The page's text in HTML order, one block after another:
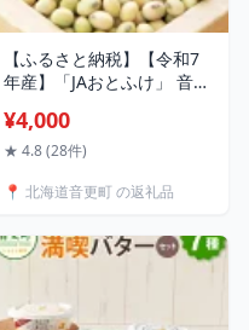
【ふるさと納税】【令和7
年産】「JAおとふけ」 音更
500g 1kg 2kg 6kg 10kg
30kg 大豆 生豆 豆 だいず
ン おやつ おつまみ お取り
音更町 送料無料
¥4,000
★ 4.8 (28件)
📍 北海道音更町 の返礼品